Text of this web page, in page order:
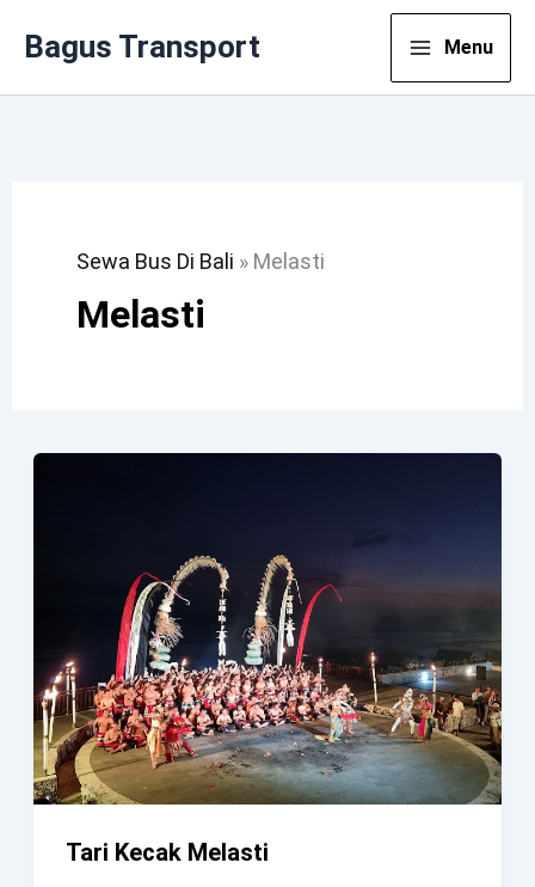
Bagus Transport Menu
Sewa Bus Di Bali » Melasti
Melasti
Tari Kecak Melasti